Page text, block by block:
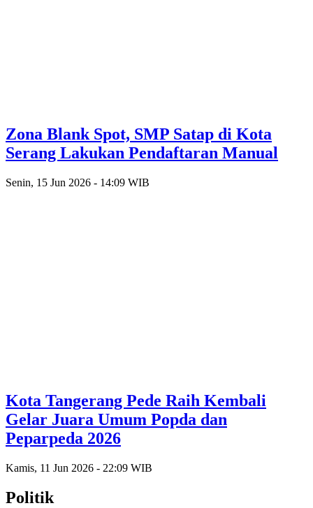
Zona Blank Spot, SMP Satap di Kota
Serang Lakukan Pendaftaran Manual
Senin, 15 Jun 2026 - 14:09 WIB
Kota Tangerang Pede Raih Kembali
Gelar Juara Umum Popda dan
Peparpeda 2026
Kamis, 11 Jun 2026 - 22:09 WIB
Politik